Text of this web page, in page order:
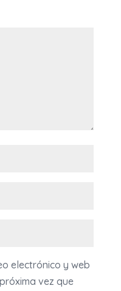
electrónico y web
vez que